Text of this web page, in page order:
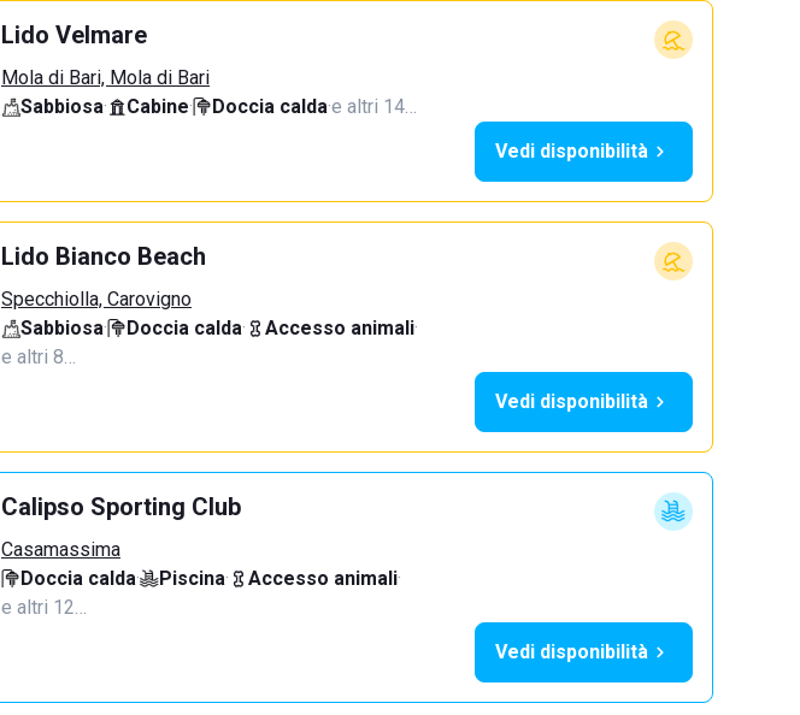
Lido Velmare
Mola di Bari, Mola di Bari
Sabbiosa· Cabine· Doccia calda·e altri 14…
Vedi disponibilità
Lido Bianco Beach
Specchiolla, Carovigno
Sabbiosa· Doccia calda· Accesso animali·
e altri 8…
Vedi disponibilità
Calipso Sporting Club
Casamassima
Doccia calda· Piscina· Accesso animali·
e altri 12…
Vedi disponibilità